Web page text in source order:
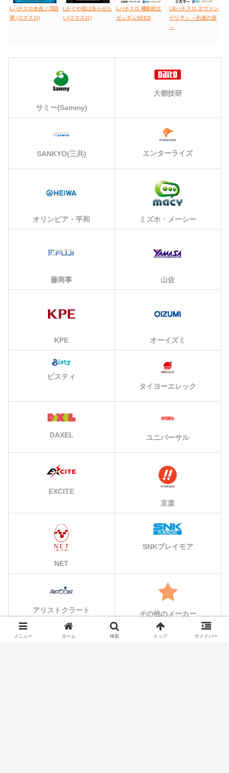
Lパチスロ炎炎ノ消防
隊 (スマスロ)
Lかぐや様は告らせた
い(スマスロ)
Lパチスロ 機動戦士
ガンダムSEED
LBパチスロ ヱヴァン
ゲリヲン ～約束の扉
～
サミー(Sammy)
大都技研
SANKYO(三共) エンターライズ
オリンピア・平和 ミズホ・メーシー
藤商事 山佐
KPE オーイズミ
ビスティ
タイヨーエレック
DAXEL ユニバーサル
EXCITE
京楽
NET
SNKプレイモア
アリストクラート その他のメーカー
メニュー ホーム 検索 トップ サイドバー